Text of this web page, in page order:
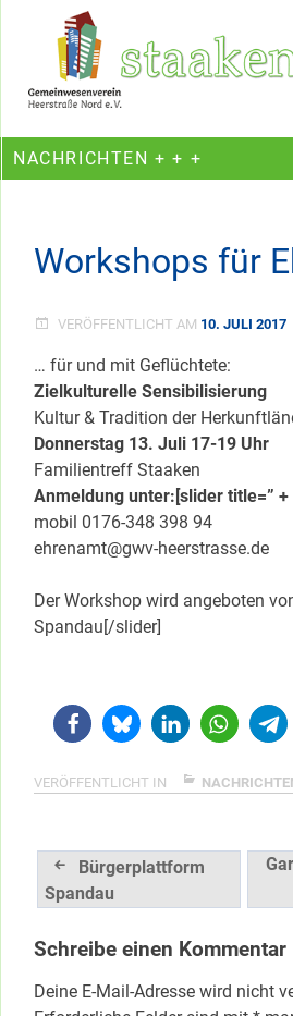
Ein Projekt des Gemeinwesenvereins
NACHRICHTEN + + +
Workshops für
VERÖFFENTLICHT AM 10. JULI 2017
… für und mit Geflüchtete:
Zielkulturelle Sensibilisierung
Kultur & Tradition der
Donnerstag 13. Juli 17-19 Uhr
Familientreff Staaken
Anmeldung unter:[slider title=” +
mobil 0176-348 398 94
ehrenamt@gwv-heerstrasse.de
Der Workshop wird angeboten
Spandau[/slider]
VERÖFFENTLICHT IN
Beitragsnavigation
Bürgerplattform
Spandau
Schreibe einen Kommentar
Deine E-Mail-Adresse wird nicht